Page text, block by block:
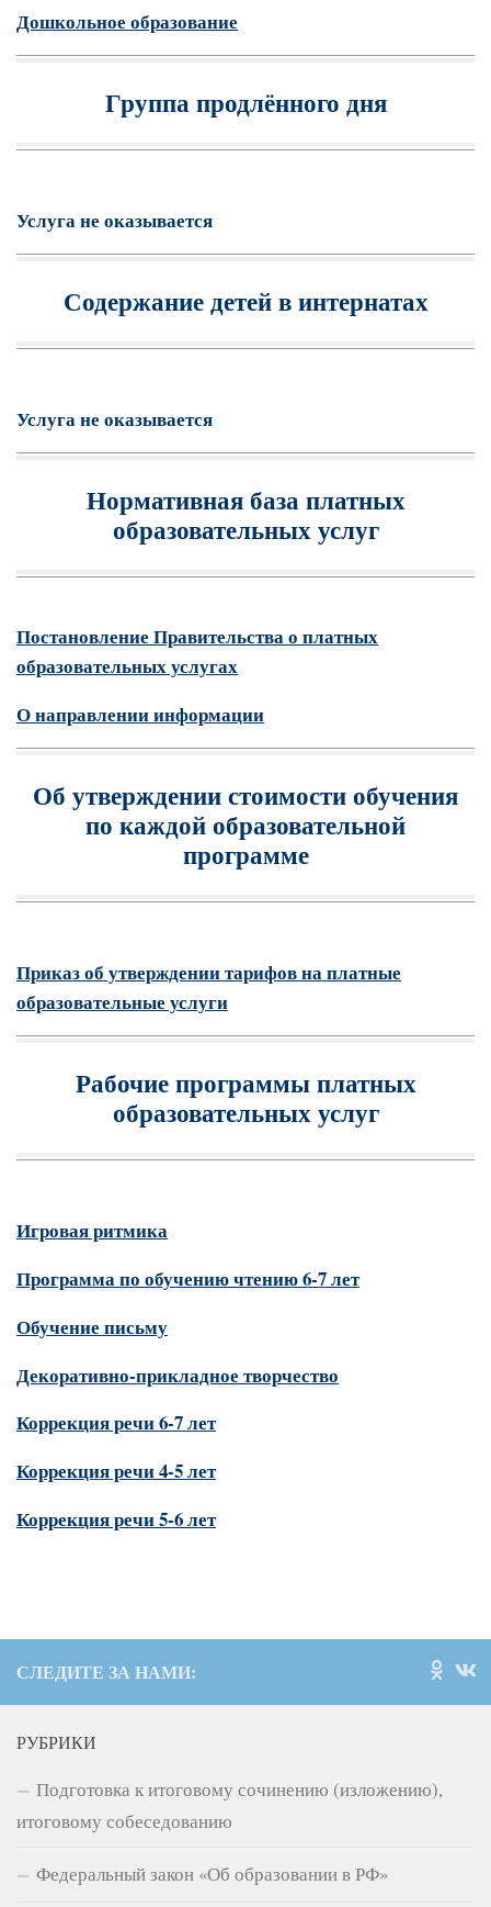
Дошкольное образование
Группа продлённого дня
Услуга не оказывается
Содержание детей в интернатах
Услуга не оказывается
Нормативная база платных
образовательных услуг
Постановление Правительства о платных
образовательных услугах
О направлении информации
Об утверждении стоимости обучения
по каждой образовательной
программе
Приказ об утверждении тарифов на платные
образовательные услуги
Рабочие программы платных
образовательных услуг
Игровая ритмика
Программа по обучению чтению 6-7 лет
Обучение письму
Декоративно-прикладное творчество
Коррекция речи 6-7 лет
Коррекция речи 4-5 лет
Коррекция речи 5-6 лет
СЛЕДИТЕ ЗА НАМИ:
РУБРИКИ
Подготовка к итоговому сочинению (изложению),
итоговому собеседованию
Федеральный закон «Об образовании в РФ»